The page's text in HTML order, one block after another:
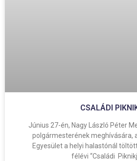
CSALÁDI
Június 27-én, Nagy László Péter
polgármesterének meghívására,
Egyesület a helyi halastónál
félévi “Családi